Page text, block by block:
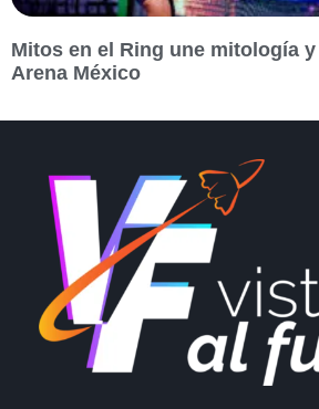
Mitos en el Ring une mitología
Arena México